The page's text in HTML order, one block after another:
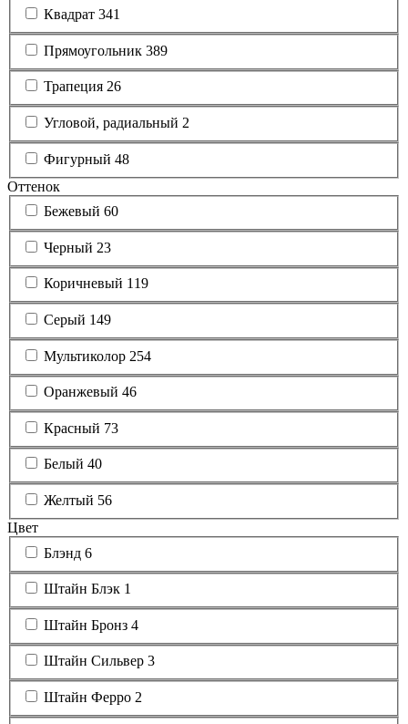
Квадрат 341
Прямоугольник 389
Трапеция 26
Угловой, радиальный 2
Фигурный 48
Оттенок
Бежевый 60
Черный 23
Коричневый 119
Серый 149
Мультиколор 254
Оранжевый 46
Красный 73
Белый 40
Желтый 56
Цвет
Блэнд 6
Штайн Блэк 1
Штайн Бронз 4
Штайн Сильвер 3
Штайн Ферро 2